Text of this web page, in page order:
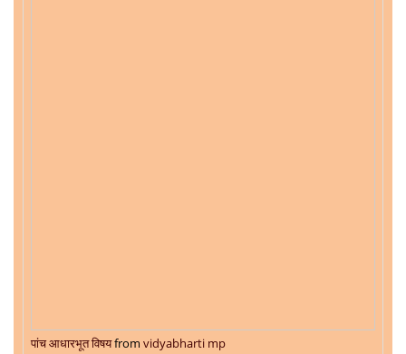
पांच आधारभूत विषयfrom vidyabharti mp